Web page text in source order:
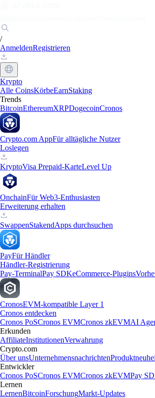
/
AnmeldenRegistrieren
Krypto
Alle CoinsKörbeEarnStaking
Trends
BitcoinEthereumXRPDogecoinCronos
Crypto.com AppFür alltägliche Nutzer
Loslegen
KryptoVisa Prepaid-KarteLevel Up
OnchainFür Web3-Enthusiasten
Erweiterung erhalten
SwappenStakendApps durchsuchen
PayFür Händler
Händler-Registrierung
Pay-TerminalPay SDKeCommerce-Plugins
CronosEVM-kompatible Layer 1
Cronos entdecken
Cronos PoSCronos EVMCronos zkEVMAI
Erkunden
AffiliateInstitutionenVerwahrung
Crypto.com
Über unsUnternehmensnachrichten
Entwickler
Cronos PoSCronos EVMCronos zkEVMPay
Lernen
LernenBitcoinForschungMarkt-Updates